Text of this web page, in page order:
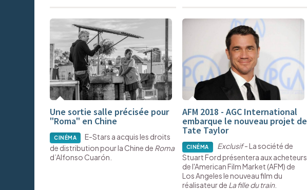
Une sortie salle précisée pour
"Roma" en Chine
CINÉMA
E-Stars a acquis les droits
de distribution pour la Chine de Roma
d’Alfonso Cuarón.
AFM 2018 - AGC International
embarque le nouveau projet de
Tate Taylor
CINÉMA Exclusif- La société de
Stuart Ford présentera aux acheteurs
de l'American Film Market (AFM) de
Los Angeles le nouveau film du
réalisateur de La fille du train.